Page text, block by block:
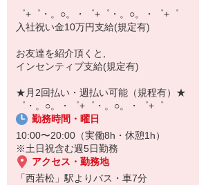
法人営業・アパレル販売・個別指導塾・
▼人気案件も多数♪
短期・期間限定・オープニング・官公庁
上場/優良/大手企業など
【スマホ面接実施中】
￣￣￣￣￣￣￣￣￣
自宅に居ながらスマホでカンタン面接OK！
オンライン面談なのでスピード対応。
゜+゜・。○。・゜+゜・。○。・゜+゜
入社祝い金10万円支給(規定有)
お友達を紹介頂くと,
インセンティブ支給(規定有)
★月2回払い・週払い可能（規程有）★
゜・。○。・゜+゜・。○。・゜+゜
勤務時間・曜日
10:00〜20:00（実働8h・休憩1h）
※土日祝含む週5日勤務
アクセス・勤務地
「西若松」駅よりバス・車7分